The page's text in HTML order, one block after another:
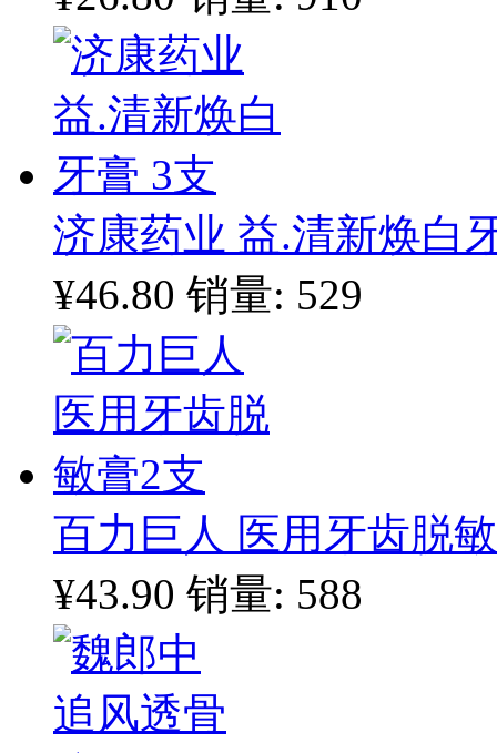
济康药业 益.清新焕白
¥46.80 销量: 529
百力巨人 医用牙齿脱
¥43.90 销量: 588